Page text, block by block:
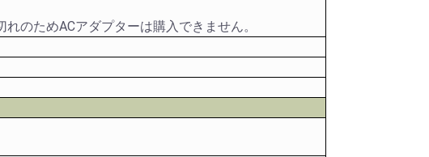
のためACアダプターは購入できません。